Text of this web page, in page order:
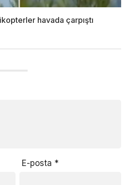
havada çarpıştı
E-posta *